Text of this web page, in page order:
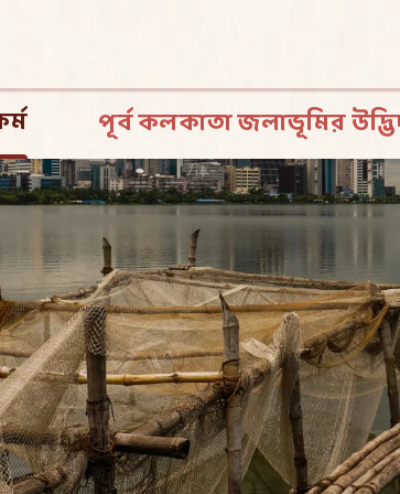
পূর্ব কলকাতা জলাভূমির